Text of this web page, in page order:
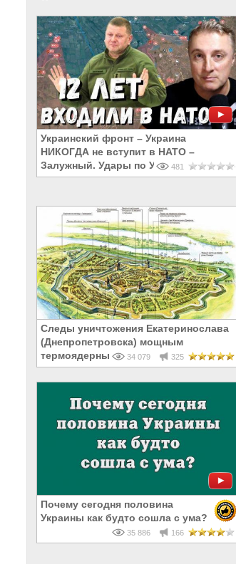
Украинский фронт – Украина
НИКОГДА не вступит в НАТО –
Залужный. Удары по Украине. 04.08.26
481
Следы уничтожения Екатеринослава
(Днепропетровска) мощным
термоядерным взрывом в 1785 году
34 079 325
Почему сегодня половина
Украины как будто сошла с ума?
35 886 166